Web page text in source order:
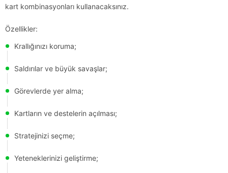
kart kombinasyonları kullanacaksınız.
Özellikler:
Krallığınızı koruma;
Saldırılar ve büyük savaşlar;
Görevlerde yer alma;
Kartların ve destelerin açılması;
Stratejinizi seçme;
Yeteneklerinizi geliştirme;